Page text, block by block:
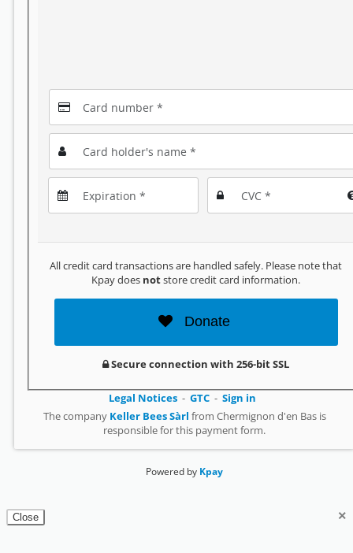
All credit card transactions are handled safely. Please note that
Kpay does notstore credit card information.
Donate
Secure connection with 256-bit SSL
Legal Notices GTC
Sign in
The company Keller Bees Sàrl from Chermignon d'en Bas is
responsible for this payment form.
Powered by Kpay
×
Close